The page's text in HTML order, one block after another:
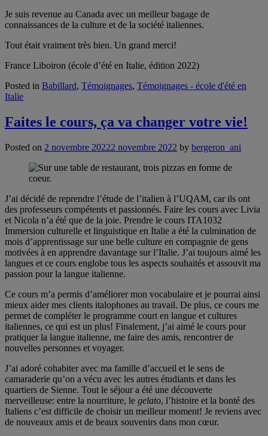
Je suis revenue au Canada avec un meilleur bagage de
connaissances de la culture et de la société italiennes.
Tout était vraiment très bien. Un grand merci!
France Liboiron (école d’été en Italie, édition 2022)
Posted in Babillard, Témoignages, Témoignages - école d'été en
Italie
Faites le cours, ça va changer votre vie!
Posted on 2 novembre 20222 novembre 2022 by bergeron_ani
J’ai décidé de reprendre l’étude de l’italien à l’UQAM, car ils ont
des professeurs compétents et passionnés. Faire les cours avec Livia
et Nicola n’a été que de la joie. Prendre le cours ITA1032
Immersion culturelle et linguistique en Italie a été la culmination de
mois d’apprentissage sur une belle culture en compagnie de gens
motivées à en apprendre davantage sur l’Italie. J’ai toujours aimé les
langues et ce cours englobe tous les aspects souhaités et assouvit ma
passion pour la langue italienne.
Ce cours m’a permis d’améliorer mon vocabulaire et je pourrai ainsi
mieux aider mes clients italophones au travail. De plus, ce cours me
permet de compléter le programme court en langue et cultures
italiennes, ce qui est un plus! Finalement, j’ai aimé le cours pour
pratiquer la langue italienne, me faire des amis, rencontrer de
nouvelles personnes et voyager.
J’ai adoré cohabiter avec ma famille d’accueil et le sens de
camaraderie qu’on a vécu avec les autres étudiants et dans les
quartiers de Sienne. Tout le séjour a été une découverte
merveilleuse: entre la nourriture, le gelato, l’histoire et la bonté des
Italiens c’est difficile de choisir un meilleur moment! Je reviens avec
de nouveaux amis et de beaux souvenirs dans mon cœur.